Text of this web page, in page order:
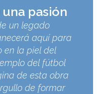
pasión
un legado
aquí para
en la piel del
del fútbol
de esta obra
de formar